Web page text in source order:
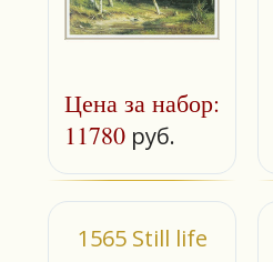
Цена за набор:
11780 руб.
1565 Still life